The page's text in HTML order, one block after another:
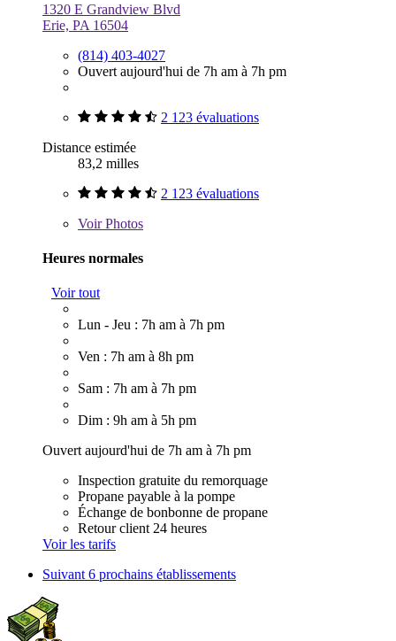
1320 E Grandview Blvd
Erie, PA 16504
(814) 403-4027
Ouvert aujourd'hui de 7h am à 7h pm
2 123 évaluations
Distance estimée
83,2 milles
2 123 évaluations
VoirPhotos
Heures normales
Voir tout
Lun - Jeu : 7h am à 7h pm
Ven : 7h am à 8h pm
Sam : 7h am à 7h pm
Dim : 9h am à 5h pm
Ouvert aujourd'hui de 7h am à 7h pm
Inspection gratuite du remorquage
Propane payable à la pompe
Échange de bonbonne de propane
Retour client 24 heures
Voir les tarifs
Suivant6 prochains établissements